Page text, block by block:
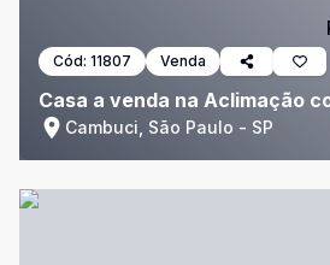
Cód: 11807 Venda
Casa a venda na Aclimação
Cambuci, São Paulo - SP